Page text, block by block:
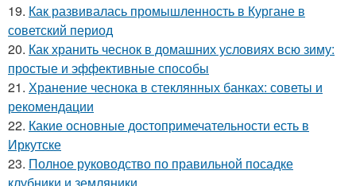
19. Как развивалась промышленность в Кургане в
советский период
20. Как хранить чеснок в домашних условиях всю зиму:
простые и эффективные способы
21. Хранение чеснока в стеклянных банках: советы и
рекомендации
22. Какие основные достопримечательности есть в
Иркутске
23. Полное руководство по правильной посадке
клубники и земляники